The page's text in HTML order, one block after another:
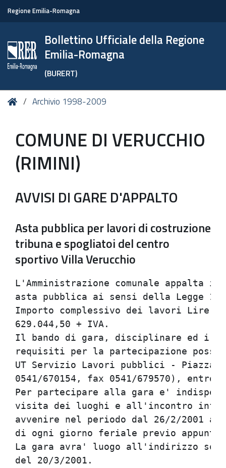
Regione Emilia-Romagna
Bollettino Ufficiale della Regione
Emilia-Romagna
(BURERT)
Tu HomeArchivio 1998-2009
COMUNE DI VERUCCHIO
(RIMINI)
AVVISI DI GARE D'APPALTO
Asta pubblica per lavori di costruzione
tribuna e spogliatoi del centro
sportivo Villa Verucchio
L'Amministrazione comunale
asta pubblica ai sensi della
Importo complessivo dei
Il bando di gara, disciplinare
requisiti per la partecipazione
UT Servizio Lavori
0541/670154, fax
Per partecipare alla gara e'
visita dei luoghi e
avvenire nel periodo dal 26/2/
di ogni giorno feriale previo
La gara avra' luogo
del